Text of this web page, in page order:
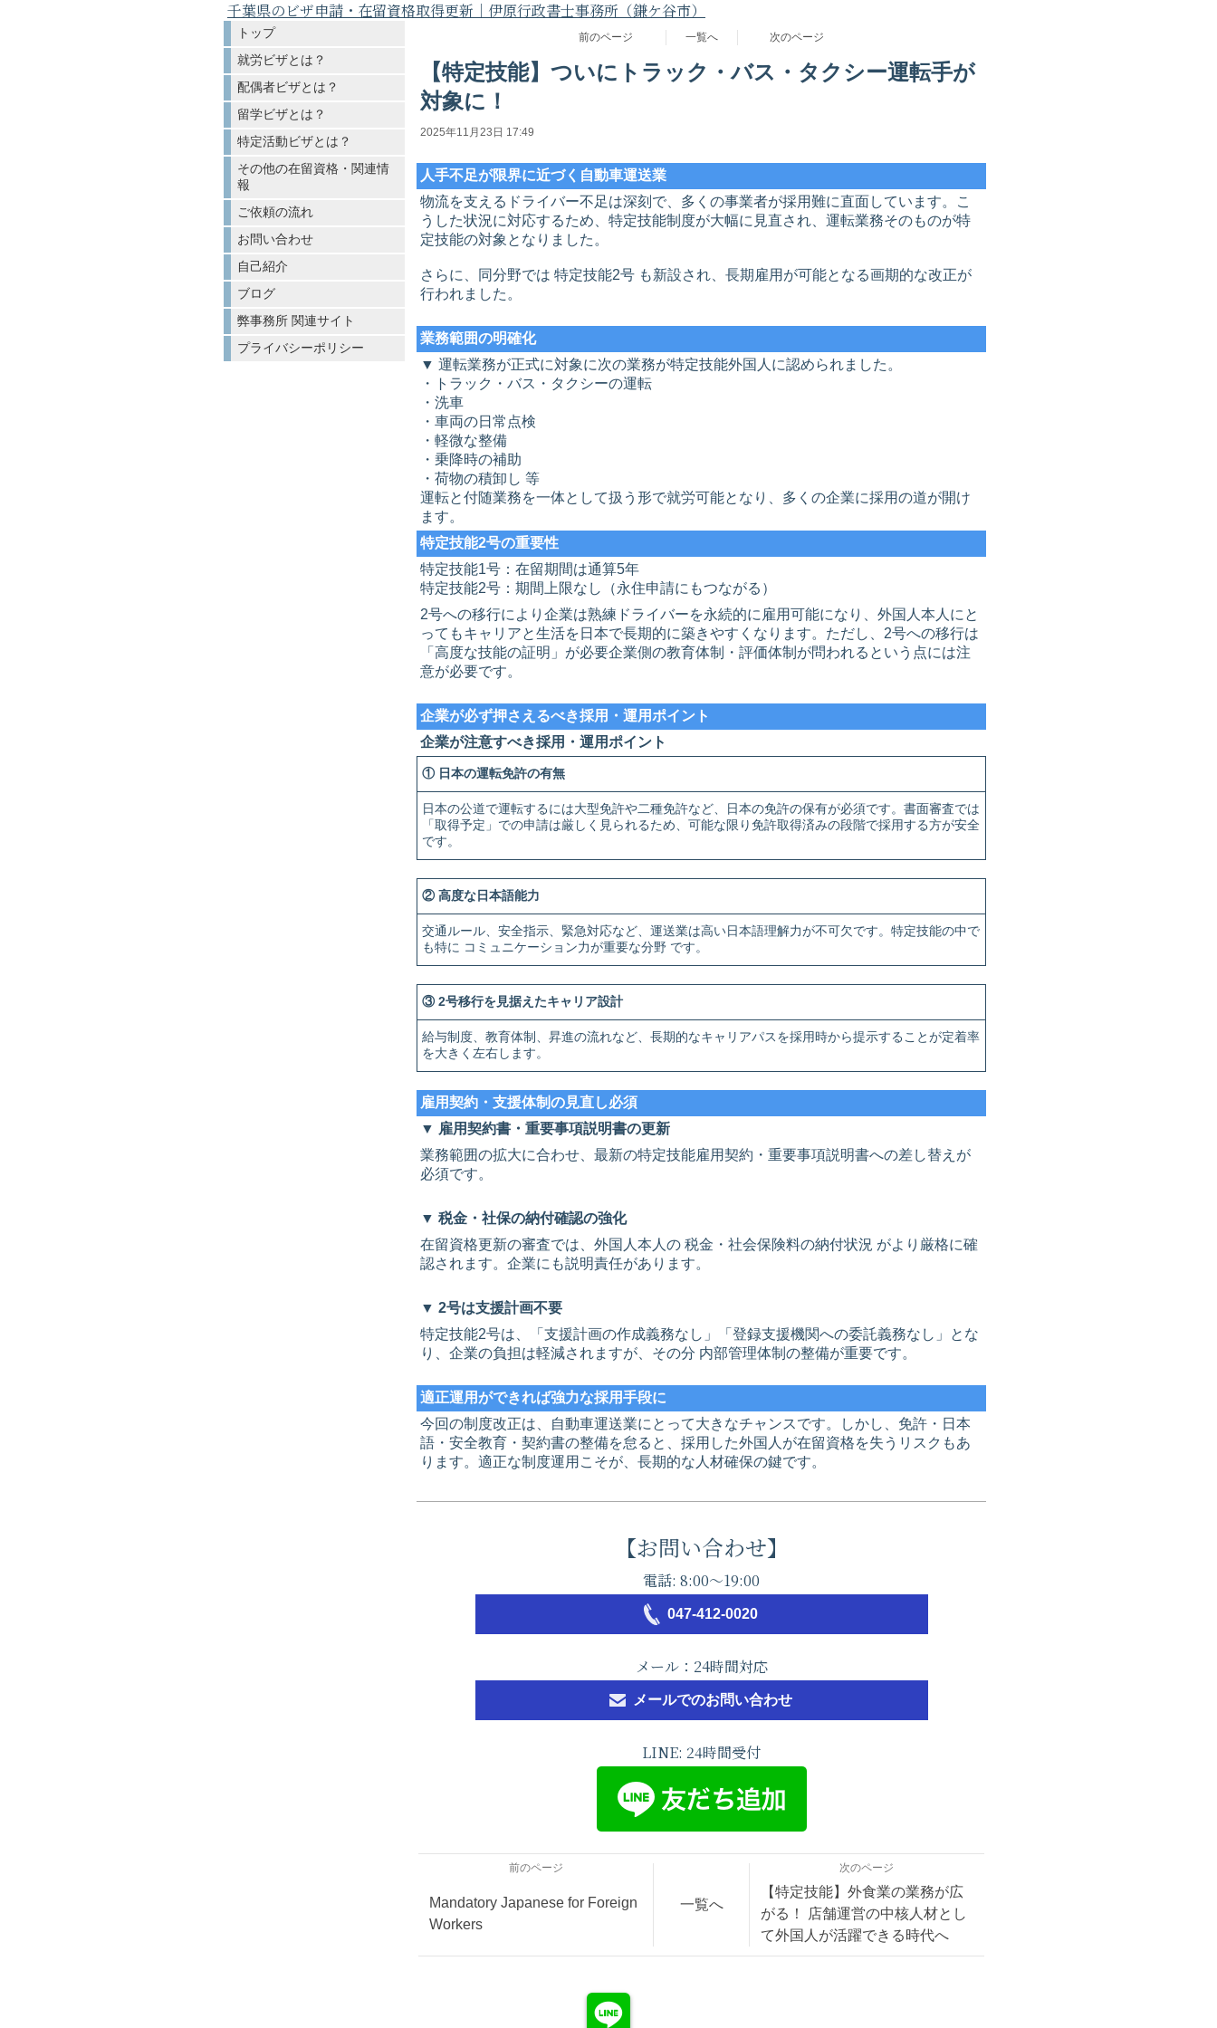
千葉県のビザ申請・在留資格取得更新｜伊原行政書士事務所（鎌ケ谷市）
前のページ 一覧へ 次のページ
【特定技能】ついにトラック・バス・タクシー運転手が
対象に！
2025年11月23日 17:49
人手不足が限界に近づく自動車運送業
物流を支えるドライバー不足は深刻で、多くの事業者が採用難に直面しています。こ
うした状況に対応するため、特定技能制度が大幅に見直され、運転業務そのものが特
定技能の対象となりました。
さらに、同分野では 特定技能2号 も新設され、長期雇用が可能となる画期的な改正が
行われました。
業務範囲の明確化
▼ 運転業務が正式に対象に次の業務が特定技能外国人に認められました。
・トラック・バス・タクシーの運転
・洗車
・車両の日常点検
・軽微な整備
・乗降時の補助
・荷物の積卸し 等
運転と付随業務を一体として扱う形で就労可能となり、多くの企業に採用の道が開け
ます。
特定技能2号の重要性
特定技能1号：在留期間は通算5年
特定技能2号：期間上限なし（永住申請にもつながる）
2号への移行により企業は熟練ドライバーを永続的に雇用可能になり、外国人本人にと
ってもキャリアと生活を日本で長期的に築きやすくなります。ただし、2号への移行は
「高度な技能の証明」が必要企業側の教育体制・評価体制が問われるという点には注
意が必要です。
企業が必ず押さえるべき採用・運用ポイント
企業が注意すべき採用・運用ポイント
① 日本の運転免許の有無
日本の公道で運転するには大型免許や二種免許など、日本の免許の保有が必須です。書面審査では
「取得予定」での申請は厳しく見られるため、可能な限り免許取得済みの段階で採用する方が安全
です。
② 高度な日本語能力
交通ルール、安全指示、緊急対応など、運送業は高い日本語理解力が不可欠です。特定技能の中で
も特に コミュニケーション力が重要な分野 です。
③ 2号移行を見据えたキャリア設計
給与制度、教育体制、昇進の流れなど、長期的なキャリアパスを採用時から提示することが定着率
を大きく左右します。
雇用契約・支援体制の見直し必須
▼ 雇用契約書・重要事項説明書の更新
業務範囲の拡大に合わせ、最新の特定技能雇用契約・重要事項説明書への差し替えが
必須です。
▼ 税金・社保の納付確認の強化
在留資格更新の審査では、外国人本人の 税金・社会保険料の納付状況 がより厳格に確
認されます。企業にも説明責任があります。
▼ 2号は支援計画不要
特定技能2号は、「支援計画の作成義務なし」「登録支援機関への委託義務なし」とな
り、企業の負担は軽減されますが、その分 内部管理体制の整備が重要です。
適正運用ができれば強力な採用手段に
今回の制度改正は、自動車運送業にとって大きなチャンスです。しかし、免許・日本
語・安全教育・契約書の整備を怠ると、採用した外国人が在留資格を失うリスクもあ
ります。適正な制度運用こそが、長期的な人材確保の鍵です。
【お問い合わせ】
電話: 8:00～19:00
047‐412-0020
メール：24時間対応
メールでのお問い合わせ
LINE: 24時間受付
前のページ
Mandatory Japanese for Foreign
Workers
一覧へ
次のページ
【特定技能】外食業の業務が広
がる！ 店舗運営の中核人材とし
て外国人が活躍できる時代へ
トップ
就労ビザとは？
配偶者ビザとは？
留学ビザとは？
特定活動ビザとは？
その他の在留資格・関連情
報
ご依頼の流れ
お問い合わせ
自己紹介
ブログ
弊事務所 関連サイト
プライバシーポリシー